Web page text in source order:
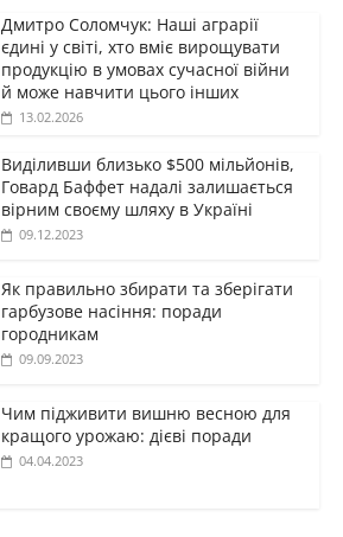
Дмитро Соломчук: Наші аграрії
єдині у світі, хто вміє вирощувати
продукцію в умовах сучасної війни
й може навчити цього інших
13.02.2026
Виділивши близько $500 мільйонів,
Говард Баффет надалі залишається
вірним своєму шляху в Україні
09.12.2023
Як правильно збирати та зберігати
гарбузове насіння: поради
городникам
09.09.2023
Чим підживити вишню весною для
кращого урожаю: дієві поради
04.04.2023